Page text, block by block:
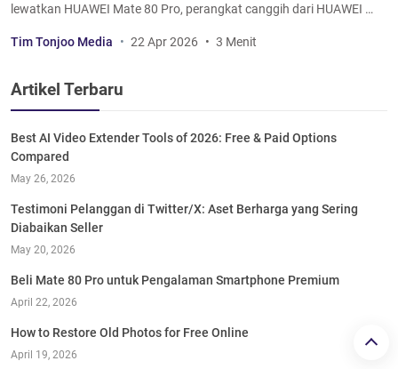
lewatkan HUAWEI Mate 80 Pro, perangkat canggih dari HUAWEI …
Tim Tonjoo Media 22 Apr 2026 3 Menit
Artikel Terbaru
Best AI Video Extender Tools of 2026: Free & Paid Options
Compared
May 26, 2026
Testimoni Pelanggan di Twitter/X: Aset Berharga yang Sering
Diabaikan Seller
May 20, 2026
Beli Mate 80 Pro untuk Pengalaman Smartphone Premium
April 22, 2026
How to Restore Old Photos for Free Online
April 19, 2026